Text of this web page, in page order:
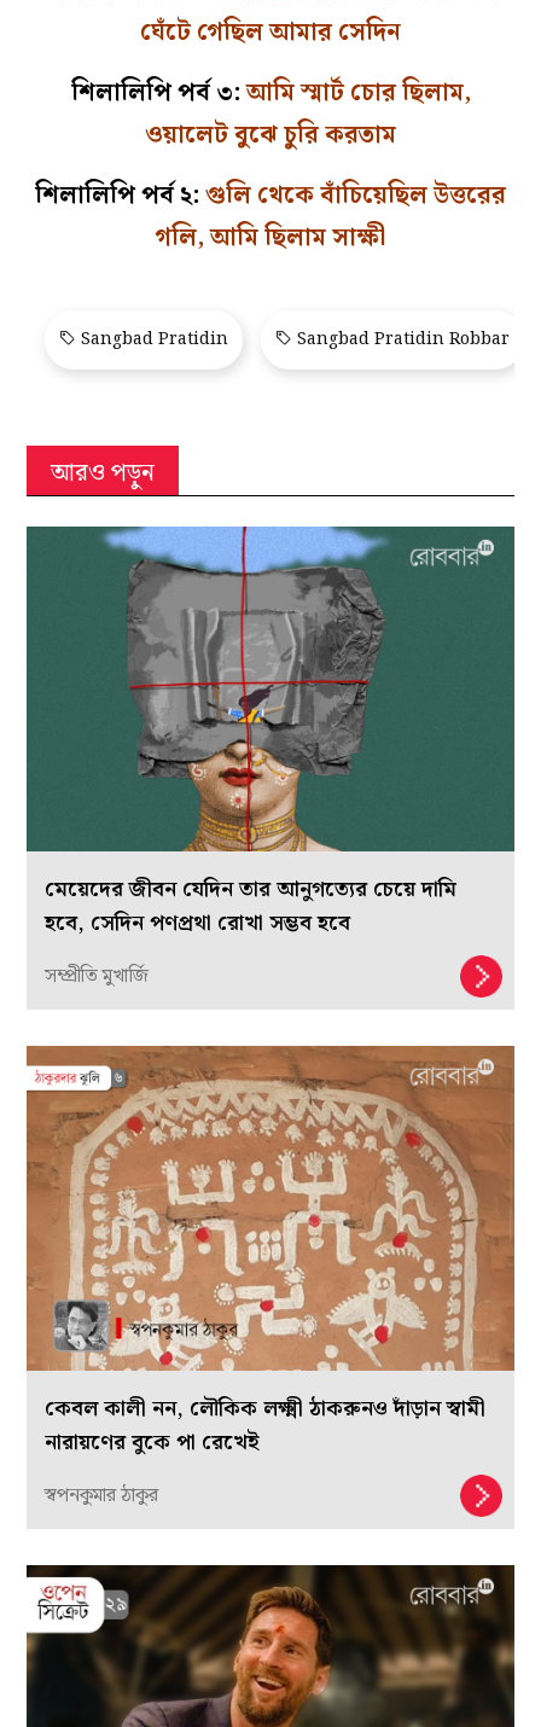
ঘেঁটে গেছিল আমার সেদিন
শিলালিপি পর্ব ৩:আমি স্মার্ট চোর ছিলাম,
ওয়ালেট বুঝে চুরি করতাম
শিলালিপি পর্ব ২:গুলি থেকে বাঁচিয়েছিল উত্তরের
গলি, আমি ছিলাম সাক্ষী
Sangbad Pratidin Sangbad Pratidin Robbar
আরও পড়ুন
মেয়েদের জীবন যেদিন তার আনুগত্যের চেয়ে দামি
হবে, সেদিন পণপ্রথা রোখা সম্ভব হবে
সম্প্রীতি মুখার্জি
কেবল কালী নন, লৌকিক লক্ষ্মী ঠাকরুনও দাঁড়ান স্বামী
নারায়ণের বুকে পা রেখেই
স্বপনকুমার ঠাকুর